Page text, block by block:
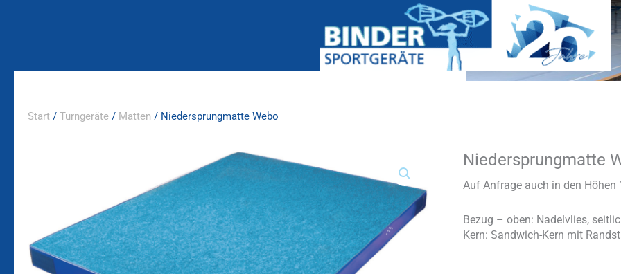
Start / Turngeräte / Matten / Niedersprungmatte Webo
Niedersprungmatte
Auf Anfrage auch in den
Bezug – oben: Nadelvlies,
Kern: Sandwich-Kern mit
Niedersprungmatte
Menge